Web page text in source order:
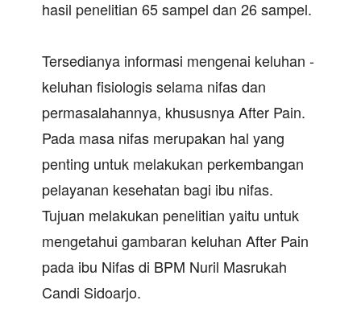
hasil penelitian 65 sampel dan 26 sampel.
Tersedianya informasi mengenai keluhan -
keluhan fisiologis selama nifas dan
permasalahannya, khususnya After Pain.
Pada masa nifas merupakan hal yang
penting untuk melakukan perkembangan
pelayanan kesehatan bagi ibu nifas.
Tujuan melakukan penelitian yaitu untuk
mengetahui gambaran keluhan After Pain
pada ibu Nifas di BPM Nuril Masrukah
Candi Sidoarjo.